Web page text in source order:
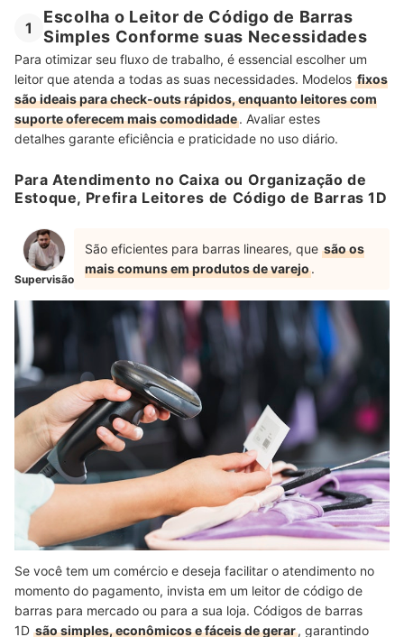
1
Escolha o Leitor de Código de Barras
Simples Conforme suas Necessidades
Para otimizar seu fluxo de trabalho, é essencial escolher um
leitor que atenda a todas as suas necessidades. Modelos fixos
são ideais para check-outs rápidos, enquanto leitores com
suporte oferecem mais comodidade. Avaliar estes
detalhes garante eficiência e praticidade no uso diário.
Para Atendimento no Caixa ou Organização de
Estoque, Prefira Leitores de Código de Barras 1D
Supervisão
São eficientes para barras lineares, que são os
mais comuns em produtos de varejo.
Se você tem um comércio e deseja facilitar o atendimento no
momento do pagamento, invista em um leitor de código de
barras para mercado ou para a sua loja. Códigos de barras
1D são simples, econômicos e fáceis de gerar, garantindo